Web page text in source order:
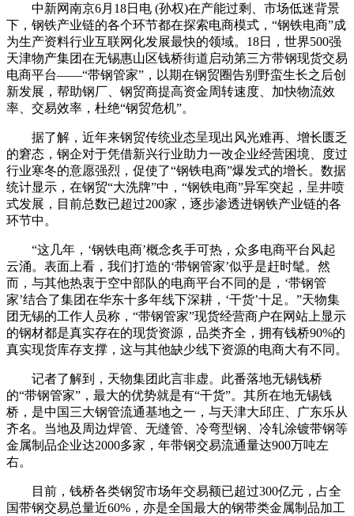
中新网南京6月18日电 (孙权)在产能过剩、市场低迷背景
下，钢铁产业链的各个环节都在探索电商模式，“钢铁电商”成
为生产资料行业互联网化发展最快的领域。18日，世界500强
天津物产集团在无锡惠山区钱桥街道启动第三方带钢现货交易
电商平台——“带钢管家”，以期在钢贸圈告别野蛮生长之后创
新发展，帮助钢厂、钢贸商提高资金周转速度、加快物流效
率、交易效率，杜绝“钢贸危机”。
据了解，近年来钢贸传统业态呈现出风光难再、增长匮乏
的窘态，钢企对于凭借新兴行业助力一改企业经营困境、度过
行业寒冬的意愿强烈，促使了“钢铁电商”爆发式的增长。数据
统计显示，在钢贸“大洗牌”中，“钢铁电商”异军突起，呈井喷
式发展，目前总数已超过200家，逐步渗透进钢铁产业链的各
环节中。
“这几年，‘钢铁电商’概念炙手可热，众多电商平台风起
云涌。表面上看，我们打造的‘带钢管家’似乎是赶时髦。然
而，与其他热衷于空中部队的电商平台不同的是，‘带钢管
家’结合了集团在华东十多年线下深耕，‘干货’十足。”天物集
团无锡的工作人员称，“带钢管家”现货经营商户在网站上显示
的钢材都是真实存在的现货资源，品类齐全，拥有钱桥90%的
真实现货库存支撑，这与其他缺少线下资源的电商大有不同。
记者了解到，天物集团此言非虚。此番落地无锡钱桥
的“带钢管家”，最大的优势就是有“干货”。其所在地无锡钱
桥，是中国三大钢管流通基地之一，与天津大邱庄、广东乐从
齐名。当地及周边焊管、无缝管、冷弯型钢、冷轧涂镀带钢等
金属制品企业达2000多家，年带钢交易流通量达900万吨左
右。
目前，钱桥各类钢贸市场年交易额已超过300亿元，占全
国带钢交易总量近60%，亦是全国最大的钢带类金属制品加工